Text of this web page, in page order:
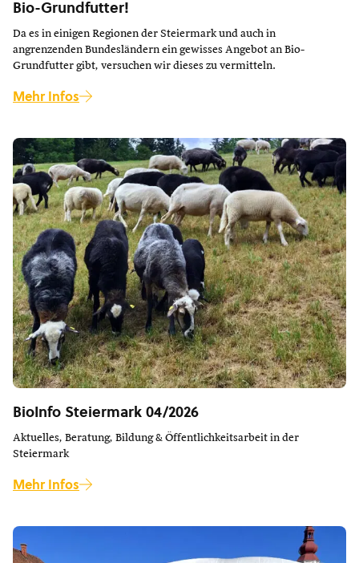
Bio-Grundfutter!
Da es in einigen Regionen der Steiermark und auch in
angrenzenden Bundesländern ein gewisses Angebot an Bio-
Grundfutter gibt, versuchen wir dieses zu vermitteln.
Mehr Infos
BioInfo Steiermark 04/2026
Aktuelles, Beratung, Bildung & Öffentlichkeitsarbeit in der
Steiermark
Mehr Infos